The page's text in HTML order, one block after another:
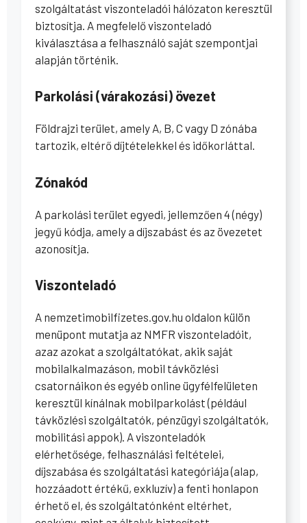
szolgáltatást viszonteladói hálózaton keresztül
biztosítja. A megfelelő viszonteladó
kiválasztása a felhasználó saját szempontjai
alapján történik.
Parkolási (várakozási) övezet
Földrajzi terület, amely A, B, C vagy D zónába
tartozik, eltérő díjtételekkel és időkorláttal.
Zónakód
A parkolási terület egyedi, jellemzően 4 (négy)
jegyű kódja, amely a díjszabást és az övezetet
azonosítja.
Viszonteladó
A nemzetimobilfizetes.gov.hu oldalon külön
menüpont mutatja az NMFR viszonteladóit,
azaz azokat a szolgáltatókat, akik saját
mobilalkalmazáson, mobil távközlési
csatornáikon és egyéb online ügyfélfelületen
keresztül kínálnak mobilparkolást (például
távközlési szolgáltatók, pénzügyi szolgáltatók,
mobilitási appok). A viszonteladók
elérhetősége, felhasználási feltételei,
díjszabása és szolgáltatási kategóriája (alap,
hozzáadott értékű, exkluzív) a fenti honlapon
érhető el, és szolgáltatónként eltérhet,